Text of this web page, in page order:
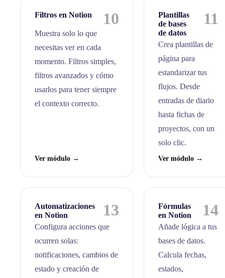
Filtros en Notion 10
Muestra solo lo que
necesitas ver en cada
momento. Filtros simples,
filtros avanzados y cómo
usarlos para tener siempre
el contexto correcto.
Ver módulo →
Plantillas
de bases
de datos
11
Crea plantillas de
página para
estandarizar tus
flujos. Desde
entradas de diario
hasta fichas de
proyectos, con un
solo clic.
Ver módulo →
Automatizaciones
en Notion
13
Configura acciones que
ocurren solas:
notificaciones, cambios de
estado y creación de
Fórmulas
en Notion
14
Añade lógica a tus
bases de datos.
Calcula fechas,
estados,